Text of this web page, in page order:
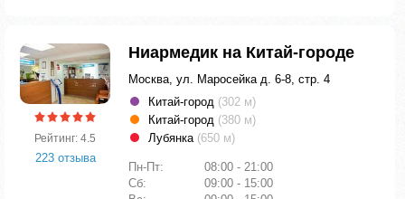
Рейтинг: 4.5
223 отзыва
Ниармедик на Китай-городе
Москва, ул. Маросейка д. 6-8, стр. 4
Китай-город (302 м)
Китай-город (380 м)
Лубянка (650 м)
Пн-Пт:
08:00 - 21:00
Сб:
09:00 - 15:00